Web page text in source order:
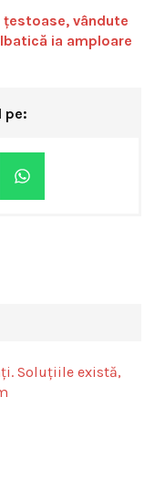
țestoase, vândute
ia amploare
pe: